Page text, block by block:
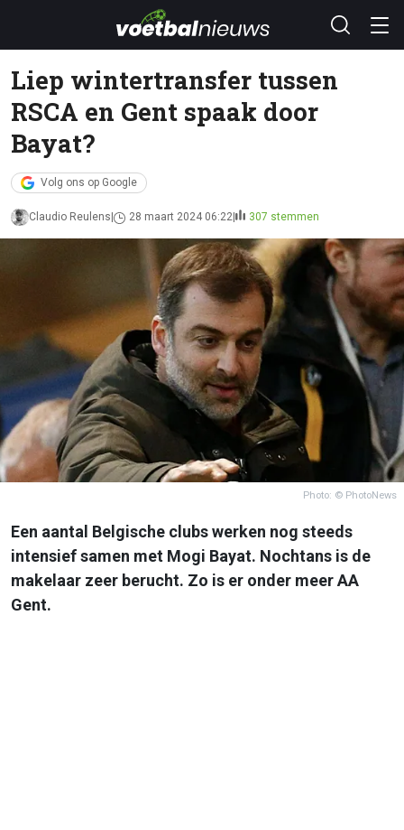
Liep wintertransfer tussen
RSCA en Gent spaak door
Bayat?
Volg ons op Google
Claudio Reulens 28 maart 2024 06:22 307 stemmen
Photo: © PhotoNews
Een aantal Belgische clubs werken nog steeds
intensief samen met Mogi Bayat. Nochtans is de
makelaar zeer berucht. Zo is er onder meer AA
Gent.